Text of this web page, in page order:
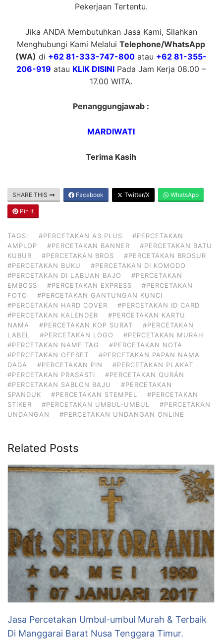
Pekerjaan Tertentu.
Jika ANDA Membutuhkan Jasa Kami, Silahkan
Menghubungi Kami Melalui Telephone/WhatsApp
(WA) di +62 81-333-747-800 atau +62 81-355-
206-919 atau KLIK DISINI Pada Jam Kerja 08.00 –
17.00 WITA.
Penanggungjawab :
MARDIWATI
Terima Kasih
SHARE THIS Facebook Twitter/X WhatsApp
Pin It
TAGS: #PERCETAKAN A3 PLUS
#PERCETAKAN
AMPLOP
#PERCETAKAN BANNER
#PERCETAKAN BATU
KUBUR
#PERCETAKAN BROS
#PERCETAKAN BROSUR
#PERCETAKAN BUKU
#PERCETAKAN DI KOMODO
#PERCETAKAN DI LABUAN BAJO
#PERCETAKAN
EMBOSS
#PERCETAKAN EXPRESS
#PERCETAKAN
FOTO
#PERCETAKAN GANTUNGAN KUNCI
#PERCETAKAN HARD COVER
#PERCETAKAN ID CARD
#PERCETAKAN KALENDER
#PERCETAKAN KARTU
NAMA
#PERCETAKAN KOP SURAT
#PERCETAKAN
LABEL
#PERCETAKAN LOGO
#PERCETAKAN MURAH
#PERCETAKAN NAME TAG
#PERCETAKAN NOTA
#PERCETAKAN OFFSET
#PERCETAKAN PAPAN NAMA
DADA
#PERCETAKAN PIN
#PERCETAKAN PLAKAT
#PERCETAKAN PRASASTI
#PERCETAKAN QURÁN
#PERCETAKAN SABLON BAJU
#PERCETAKAN
SPANDUK
#PERCETAKAN STEMPEL
#PERCETAKAN
STIKER
#PERCETAKAN UMBUL-UMBUL
#PERCETAKAN
UNDANGAN
#PERCETAKAN UNDANGAN ONLINE
Related Posts
Jasa Percetakan Umbul-umbul Murah & Terbaik
Di Manggarai Barat Nusa Tenggara Timur.